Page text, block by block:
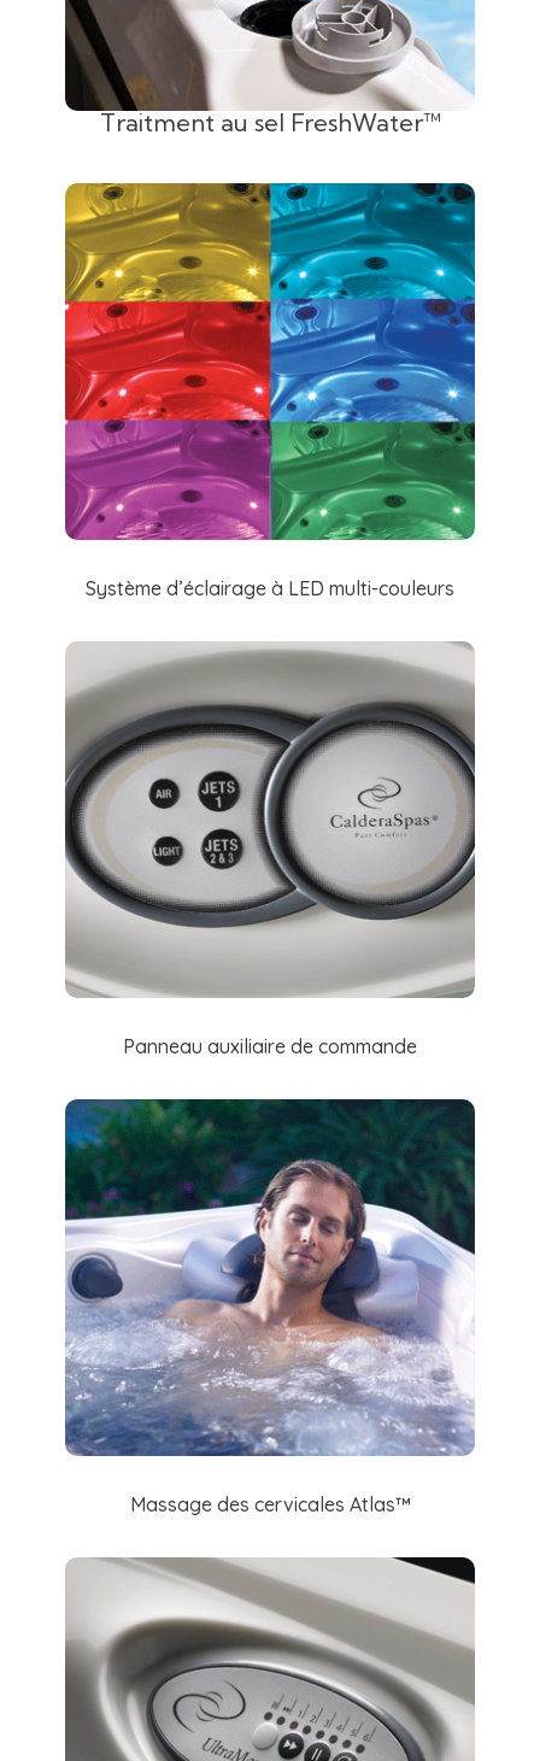
Traitment au sel FreshWater™
Système d’éclairage à LED multi-couleurs
Panneau auxiliaire de commande
Massage des cervicales Atlas™